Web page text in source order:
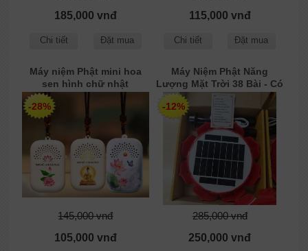
185,000 vnđ
Chi tiết Đặt mua
115,000 vnđ
Chi tiết Đặt mua
Máy niệm Phật mini hoa
sen hình chữ nhật
-28%
145,000 vnđ
105,000 vnđ
Máy Niệm Phật Năng
Lượng Mặt Trời 38 Bài - Có
Bộ Kinh Địa Tạng
-12%
285,000 vnđ
250,000 vnđ